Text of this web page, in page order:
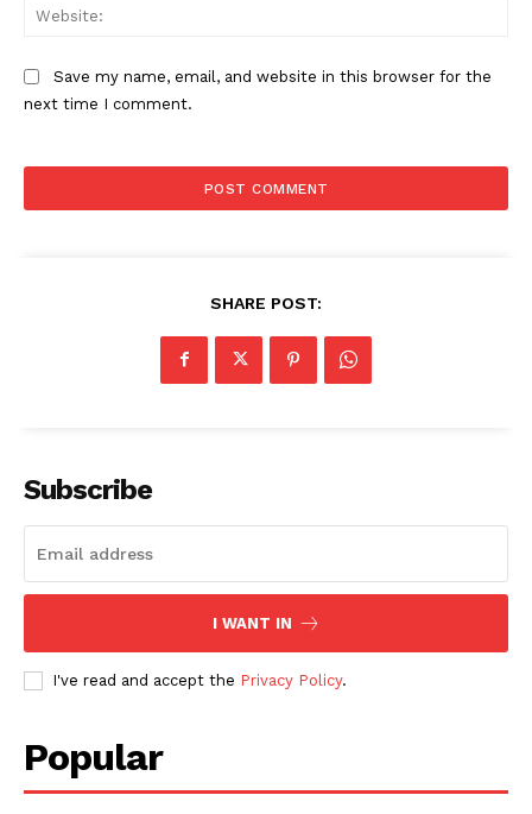
Save my name, email, and website in this browser for the
next time I comment.
SHARE POST:
Subscribe
I WANT IN
I've read and accept the Privacy Policy.
Popular